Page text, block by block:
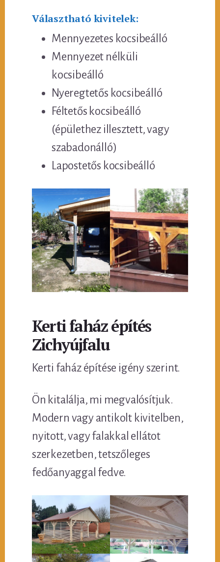
Választható kivitelek:
Mennyezetes kocsibeálló
Mennyezet nélküli
kocsibeálló
Nyeregtetős kocsibeálló
Féltetős kocsibeálló
(épülethez illesztett, vagy
szabadonálló)
Lapostetős kocsibeálló
Kerti faház építés
Zichyújfalu
Kerti faház építése igény szerint.
Ön kitalálja, mi megvalósítjuk.
Modern vagy antikolt kivitelben,
nyitott, vagy falakkal ellátot
szerkezetben, tetszőleges
fedőanyaggal fedve.